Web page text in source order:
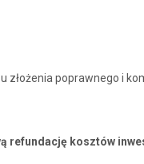
złożenia poprawnego i
refundację kosztów